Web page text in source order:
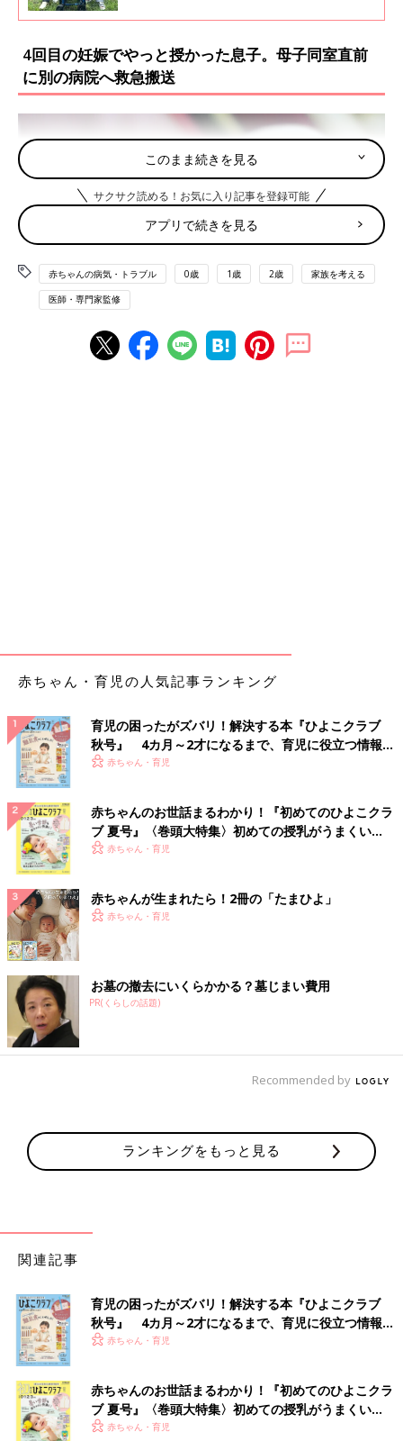
オパチー」であることを公表しました。高野さ
つくまでのことを聞きました。全2回のインタ
ビューの前編です。
4回目の妊娠でやっと授かった息子。母子同室直前
に別の病院へ救急搬送
かったので入院に。陣痛促進剤を使い、自然分娩で出産しまし
た。体重2162g、身長44.7㎝で小さめの赤ちゃんでしたが、無事
生まれてくれた喜びをかみしめていました。あきとを出産した病
院は、基本的には産後2日目から母子同室になるので、そのとき
を心待ちにしていました」（暁子さん）
ところが母子同室になるはず日の朝、予想もしていなかった事態
に･･･。
「新生児室であきとを抱っこしていたら先生に呼ばれ、『血小板
が少なく、昨日よりさらに減っているので、市内の大きな総合病
院に搬送します』って言うんです。
『え？どういうこと？？』って驚いている間に、あきとを迎えに
来た救急車が到着。私は泣きながらあきとを見送ることしかでき
ませんでした。
そして、あきとと一緒に過ごすはずだった病室にポツンと1人残
されることに。あきとに早く会うために、予定より1日早く退院
させてもらいました」（暁子さん）
「コロナ禍でしたが、抱っこしたり、授乳したりできました。あ
そんな日々が10日ほど続いたあと、暁子さんは病院からの電話を
「『血小板の数値が急に上がってきて、酸素濃度も安定してきた
から、今日にでも退院できますよ』って。予期せぬうれしいお知
らせに、電話を持ったまま泣きました。
退院時の説明では、血小板が少なかったこと、その後急に上がっ
たことについて、くわしい原因はわからなかったけれど、新生児
にはたまにあることだというものでした。退院できることがうれ
このまま続きを見る
サクサク読める！お気に入り記事を登録可能
アプリで続きを見る
赤ちゃんの病気・トラブル 0歳 1歳 2歳 家族を考える
医師・専門家監修
赤ちゃん・育児の人気記事ランキング
育児の困ったがズバリ！解決する本『ひよこクラブ
秋号』 4カ月～2才になるまで、育児に役立つ情報が
いっぱい！
赤ちゃん・育児
赤ちゃんのお世話まるわかり！『初めてのひよこクラ
ブ 夏号』〈巻頭大特集〉初めての授乳がうまくい
く！ おっぱい・ミルクの基本と夏のトラブル 解決テ
赤ちゃん・育児
赤ちゃんが生まれたら！2冊の「たまひよ」
赤ちゃん・育児
お墓の撤去にいくらかかる？墓じまい費用
PR(くらしの話題)
Recommended by
ランキングをもっと見る
関連記事
育児の困ったがズバリ！解決する本『ひよこクラブ
秋号』 4カ月～2才になるまで、育児に役立つ情報が
いっぱい！
赤ちゃん・育児
赤ちゃんのお世話まるわかり！『初めてのひよこクラ
ブ 夏号』〈巻頭大特集〉初めての授乳がうまくい
く！ おっぱい・ミルクの基本と夏のトラブル 解決テ
赤ちゃん・育児